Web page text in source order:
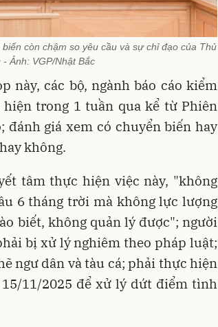
còn chậm so yêu cầu và sự chỉ đạo của Thủ
Ảnh: VGP/Nhật Bắc
này, các bộ, ngành báo cáo kiểm
trong 1 tuần qua kể từ Phiên
đánh giá xem có chuyển biến hay
không.
tâm thực hiện việc này, "không
6 tháng trời mà không lực lượng
biết, không quản lý được"; người
bị xử lý nghiêm theo pháp luật;
ngư dân và tàu cá; phải thực hiện
11/2025 để xử lý dứt điểm tình